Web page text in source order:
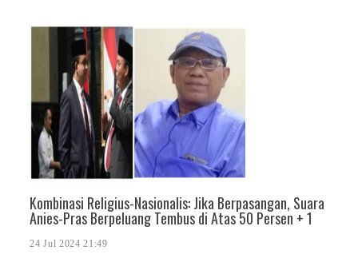
Kombinasi Religius-Nasionalis: Jika Berpasangan, Suara
Anies-Pras Berpeluang Tembus di Atas 50 Persen + 1
24 Jul 2024 21:49